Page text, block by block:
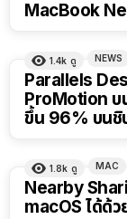
MacBook
1.4k ดู NEWS
Parallels
ProMotion บ
ขึ้น 96% บนชิ
1.8k ดู MAC
Nearby
macOS ได้ด้ว